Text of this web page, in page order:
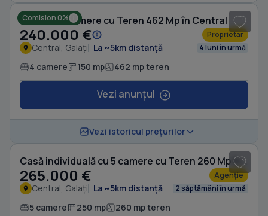
Comision 0%
Casă cu 4 camere cu Teren 462 Mp în Central
240.000 € Proprietar
Central, Galați La ~5km distanță 4 luni în urmă
4 camere 150 mp 462 mp teren
Vezi anunțul
Vezi istoricul prețurilor
Casă individuală cu 5 camere cu Teren 260 Mp în Central
265.000 € Agenție
Central, Galați La ~5km distanță 2 săptămâni în urmă
5 camere 250 mp 260 mp teren